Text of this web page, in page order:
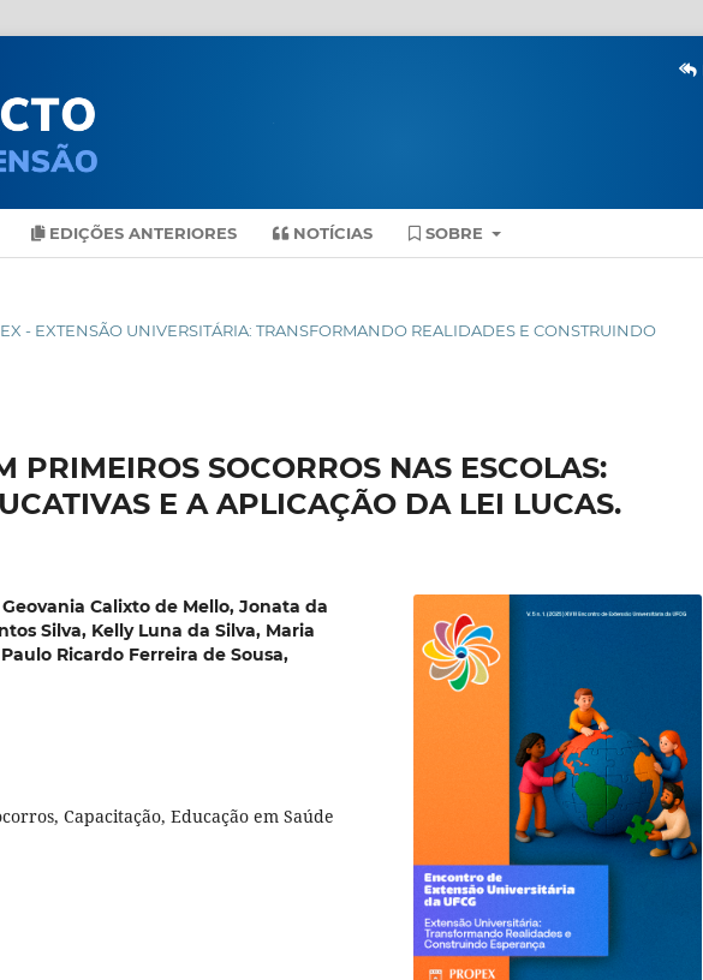
EDIÇÕES ANTERIORES NOTÍCIAS SOBRE
- EXTENSÃO UNIVERSITÁRIA: TRANSFORMANDO REALIDADES E CONSTRUINDO
PRIMEIROS SOCORROS NAS ESCOLAS:
E A APLICAÇÃO DA LEI LUCAS.
Calixto de Mello, Jonata da
Silva, Kelly Luna da Silva, Maria
Ricardo Ferreira de Sousa,
Capacitação, Educação em Saúde